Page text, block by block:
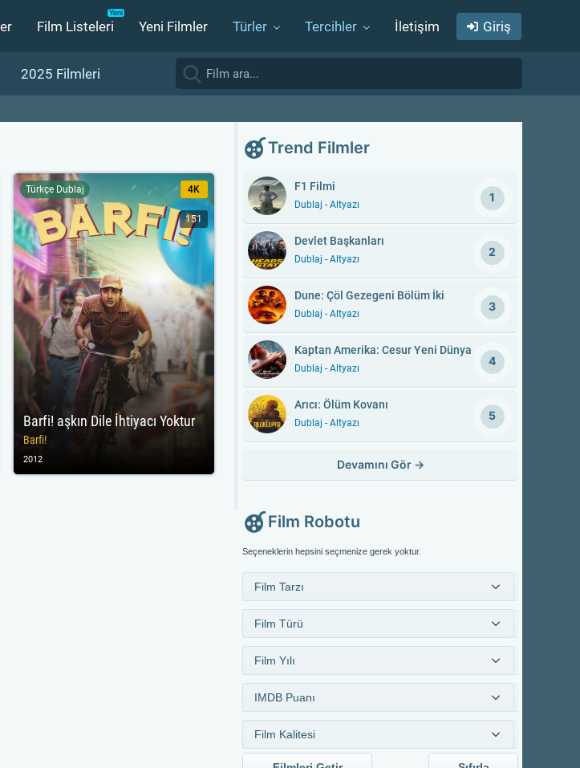
Film Listeleri Yeni Filmler Türler Tercihler İletişim Giriş
2025 Filmleri
Barfi! aşkın Dile İhtiyacı Yoktur
Barfi!
Türkçe Dublaj 4K
151
2012
Trend Filmler
F1 Filmi
Dublaj - Altyazı
1
Devlet Başkanları
Dublaj - Altyazı
2
Dune: Çöl Gezegeni Bölüm İki
Dublaj - Altyazı
3
Kaptan Amerika: Cesur Yeni Dünya
Dublaj - Altyazı
4
Arıcı: Ölüm Kovanı
Dublaj - Altyazı
5
Devamını Gör →
Film Robotu
Seçeneklerin hepsini seçmenize gerek yoktur.